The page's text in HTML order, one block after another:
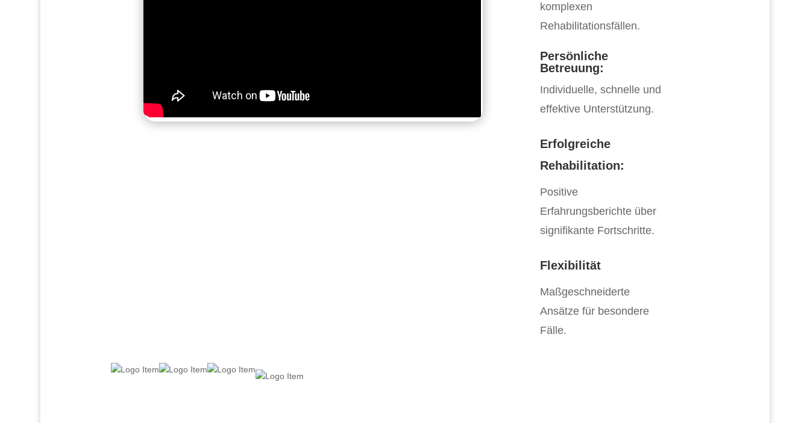
komplexen
Rehabilitationsfällen.
Persönliche
Betreuung:
Individuelle, schnelle und
effektive Unterstützung.
Erfolgreiche
Rehabilitation:
Positive
Erfahrungsberichte über
signifikante Fortschritte.
Flexibilität
Maßgeschneiderte
Ansätze für besondere
Fälle.